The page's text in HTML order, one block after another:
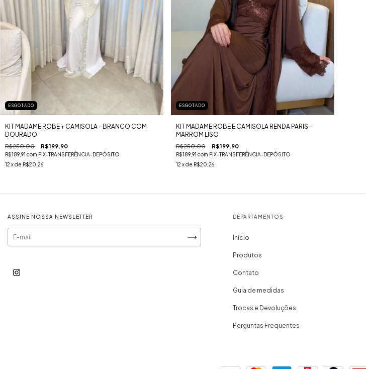
ESGOTADO
KIT MADAME ROBE + CAMISOLA - BRANCO COM
DOURADO
R$250,00 R$199,90
R$189,91 com PIX-TRANSFERÊNCIA-DEPÓSITO
12 x de R$20,26
ESGOTADO
KIT MADAME ROBE E CAMISOLA RENDA PARIS -
MARROM LISO
R$250,00 R$199,90
R$189,91 com PIX-TRANSFERÊNCIA-DEPÓSITO
12 x de R$20,26
ASSINE NOSSA NEWSLETTER DEPARTAMENTOS
Início
Produtos
Contato
Guia de medidas
Trocas e Devoluções
Perguntas Frequentes